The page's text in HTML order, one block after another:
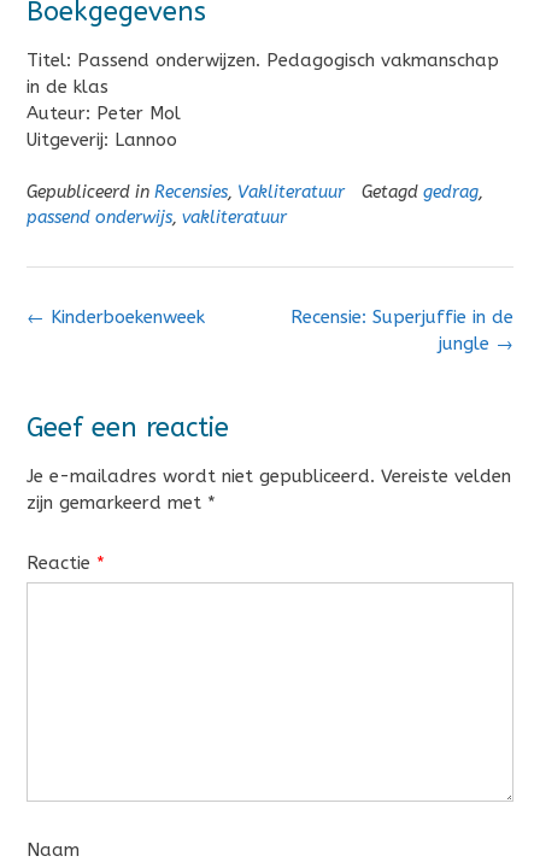
Boekgegevens
Titel: Passend onderwijzen. Pedagogisch vakmanschap
in de klas
Auteur: Peter Mol
Uitgeverij: Lannoo
Gepubliceerd in Recensies, Vakliteratuur Getagd gedrag,
passend onderwijs, vakliteratuur
Bericht
Recensie: Superjuffie in de
jungle →
← Kinderboekenweek
Geef een reactie
Je e-mailadres wordt niet gepubliceerd. Vereiste velden
zijn gemarkeerd met *
Reactie *
Naam